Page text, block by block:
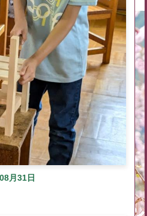
月31日